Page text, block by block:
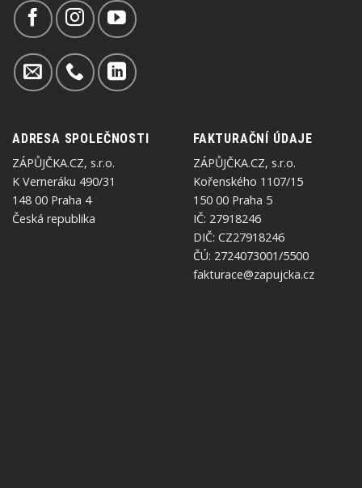
ADRESA SPOLEČNOSTI
ZÁPŮJČKA.CZ, s.r.o.
K Verneráku 490/31
148 00 Praha 4
Česká republika
FAKTURAČNÍ ÚDAJE
ZÁPŮJČKA.CZ, s.r.o.
Kořenského 1107/15
150 00 Praha 5
IČ: 27918246
DIČ: CZ27918246
ČÚ: 2724073001/5500
fakturace@zapujcka.cz